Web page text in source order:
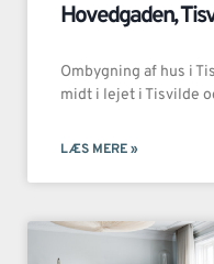
Hovedgaden,
Ombygning af hus i
midt i lejet i Tisvilde
LÆS MERE »